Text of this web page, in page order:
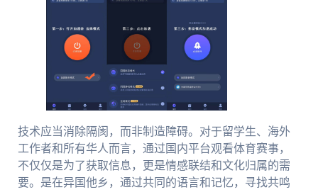
技术应当消除隔阂，而非制造障碍。对于留学生、海外
工作者和所有华人而言，通过国内平台观看体育赛事，
不仅仅是为了获取信息，更是情感联结和文化归属的需
要。是在异国他乡，通过共同的语言和记忆，寻找共鸣